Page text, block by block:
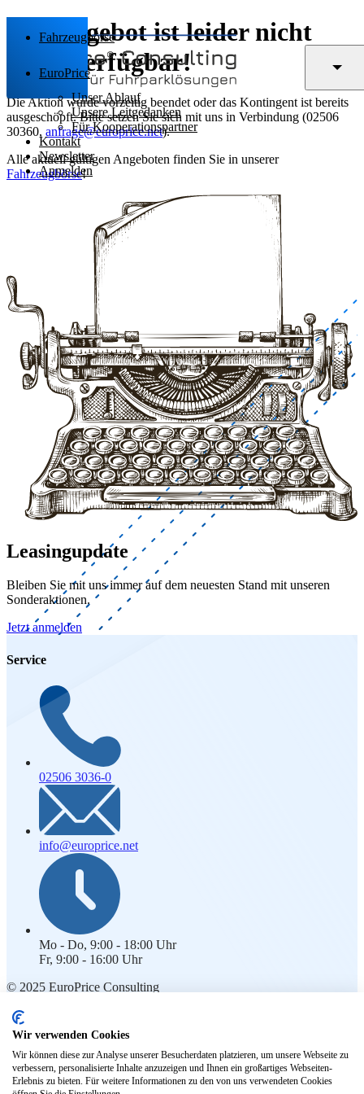
Fahrzeugbörse
EuroPrice
Unser Ablauf
Unsere Leitgedanken
Für Kooperationspartner
Kontakt
Newsletter
Anmelden
Das Angebot ist leider nicht
mehr verfügbar!
Die Aktion wurde vorzeitig beendet oder das Kontingent ist bereits
ausgeschöpft. Bitte setzen Sie sich mit uns in Verbindung (02506
30360, anfrage@europrice.net).
Alle aktuell gültigen Angeboten finden Sie in unserer
Fahrzeugbörse!
Leasingupdate
Bleiben Sie mit uns immer auf dem neuesten Stand mit unseren
Sonderaktionen.
Jetzt anmelden
Service
02506 3036-0
info@europrice.net
Mo - Do, 9:00 - 18:00 Uhr
Fr, 9:00 - 16:00 Uhr
© 2025 EuroPrice Consulting
Rechtliches
Impressum
Kontakt
Datenschutz
Wir verwenden Cookies
Wir können diese zur Analyse unserer Besucherdaten platzieren, um unsere Webseite zu
verbessern, personalisierte Inhalte anzuzeigen und Ihnen ein großartiges Webseiten-
Erlebnis zu bieten. Für weitere Informationen zu den von uns verwendeten Cookies